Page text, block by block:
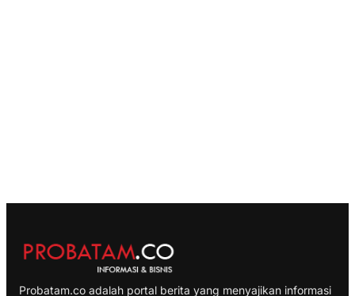
Probatam.co adalah portal berita yang menyajikan informasi